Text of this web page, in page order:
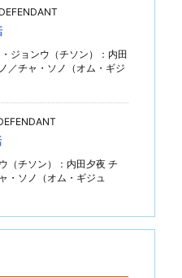
DEFENDANT
ジョンウ（チソン）：内田
／チャ・ソノ（オム・ギジ
（チソン）：内田夕夜 チ
・ソノ（オム・ギジュ